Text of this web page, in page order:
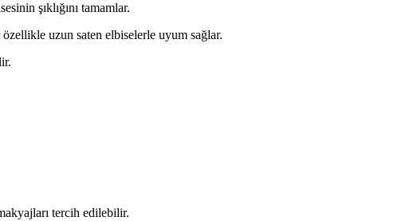
şıklığını tamamlar.
uzun saten elbiselerle uyum sağlar.
tercih edilebilir.